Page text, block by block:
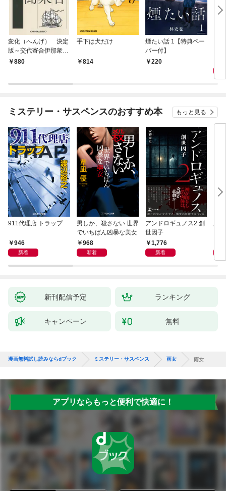
変化（へんげ） 決定
版～交代寄合伊那衆異
聞（1）～
880
手下は犬だけ
814
煙たい話 1【特典ペー
パー付】
220
ミステリー・サスペンスのおすすめ本 もっと見る
911代理店 トラップ
946
新着
男しか、殺さない 世界
でいちばん凶暴な美女
968
新着
アンドロギュノス2 創
世因子
1,776
新着
姐
新刊配信予定 ランキング
キャンペーン 無料
漫画無料試し読みならdブック ミステリー・サスペンス 雨女 雨女
アプリならもっと便利で快適に！